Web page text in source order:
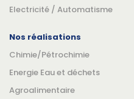
Electricité / Automatisme
Nos réalisations
Chimie/Pétrochimie
Energie Eau et déchets
Agroalimentaire